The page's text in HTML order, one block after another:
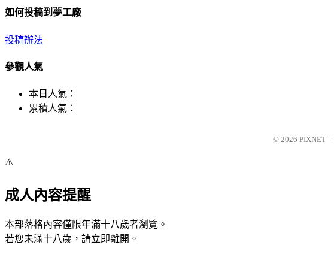
如何投稿到夢工廠
投稿辦法
參觀人氣
本日人氣：
累積人氣：
© 2026 PIXNET
⚠️
成人內容提醒
本部落格內容僅限年滿十八歲者瀏覽。
若您未滿十八歲，請立即離開。